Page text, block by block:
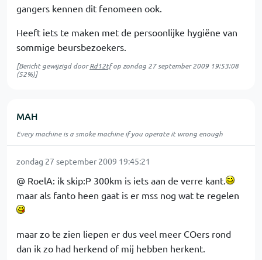
gangers kennen dit fenomeen ook.
Heeft iets te maken met de persoonlijke hygiëne van
sommige beursbezoekers.
[Bericht gewijzigd doorRd12tfop zondag 27 september 2009 19:53:08
(52%)]
MAH
Every machine is a smoke machine if you operate it wrong enough
zondag 27 september 2009 19:45:21
@ RoelA: ik skip:P 300km is iets aan de verre kant.
maar als fanto heen gaat is er mss nog wat te regelen
maar zo te zien liepen er dus veel meer COers rond
dan ik zo had herkend of mij hebben herkent.